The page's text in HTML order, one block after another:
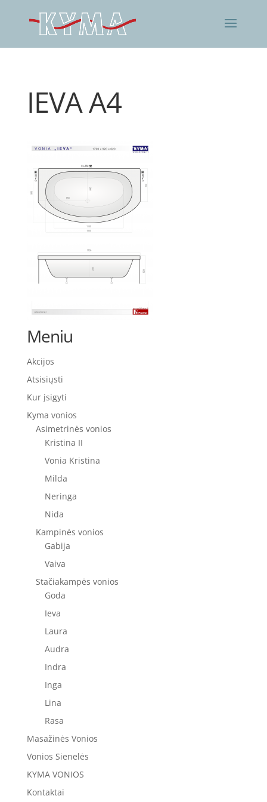
IEVA A4
Meniu
Akcijos
Atsisiųsti
Kur įsigyti
Kyma vonios
Asimetrinės vonios
Kristina II
Vonia Kristina
Milda
Neringa
Nida
Kampinės vonios
Gabija
Vaiva
Stačiakampės vonios
Goda
Ieva
Laura
Audra
Indra
Inga
Lina
Rasa
Masažinės Vonios
Vonios Sienelės
KYMA VONIOS
Kontaktai